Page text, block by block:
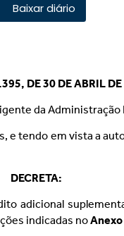
Baixar diário
DE 30 DE ABRIL
da Administração
e tendo em vista a
DECRETA:
adicional
indicadas noAnexo